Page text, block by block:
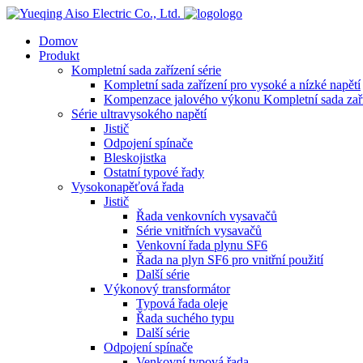
logo
Domov
Produkt
Kompletní sada zařízení série
Kompletní sada zařízení pro vysoké a nízké napětí
Kompenzace jalového výkonu Kompletní sada
Série ultravysokého napětí
Jistič
Odpojení spínače
Bleskojistka
Ostatní typové řady
Vysokonapěťová řada
Jistič
Řada venkovních vysavačů
Série vnitřních vysavačů
Venkovní řada plynu SF6
Řada na plyn SF6 pro vnitřní použití
Další série
Výkonový transformátor
Typová řada oleje
Řada suchého typu
Další série
Odpojení spínače